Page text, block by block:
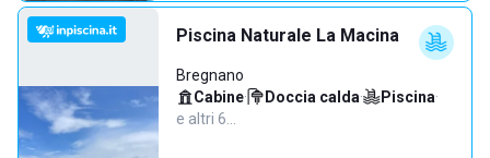
Piscina Naturale La Macina
Bregnano
Cabine· Doccia calda· Piscina·
e altri 6…